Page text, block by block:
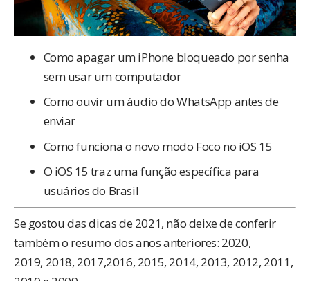
Como apagar um iPhone bloqueado por senha
sem usar um computador
Como ouvir um áudio do WhatsApp antes de
enviar
Como funciona o novo modo Foco no iOS 15
O iOS 15 traz uma função específica para
usuários do Brasil
Se gostou das dicas de 2021, não deixe de conferir
também o resumo dos anos anteriores: 2020,
2019, 2018, 2017,2016, 2015, 2014, 2013, 2012, 2011,